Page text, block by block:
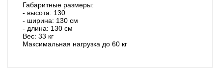
Габаритные размеры:
- высота: 130
- ширина: 130 см
- длина: 130 см
Вес: 33 кг
Максимальная нагрузка до 60 кг